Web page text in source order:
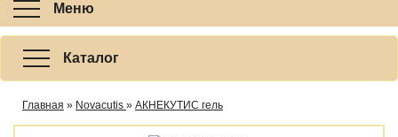
Меню
Каталог
Главная » Novacutis » АКНЕКУТИС гель